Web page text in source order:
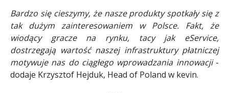
Bardzo się cieszymy, że nasze produkty spotkały się z
tak dużym zainteresowaniem w Polsce. Fakt, że
wiodący gracze na rynku, tacy jak eService,
dostrzegają wartość naszej infrastruktury płatniczej
motywuje nas do ciągłego wprowadzania innowacji -
dodaje Krzysztof Hejduk, Head of Poland w kevin.